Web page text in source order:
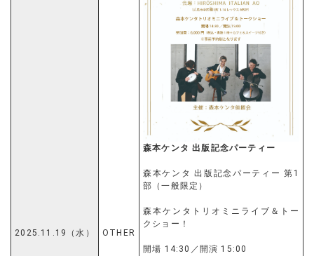
2025.11.19（水） OTHER
森本ケンタ 出版記念パーティー
森本ケンタ 出版記念パーティー 第1
部（一般限定）
森本ケンタトリオミニライブ＆トー
クショー！
開場 14:30／開演 15:00